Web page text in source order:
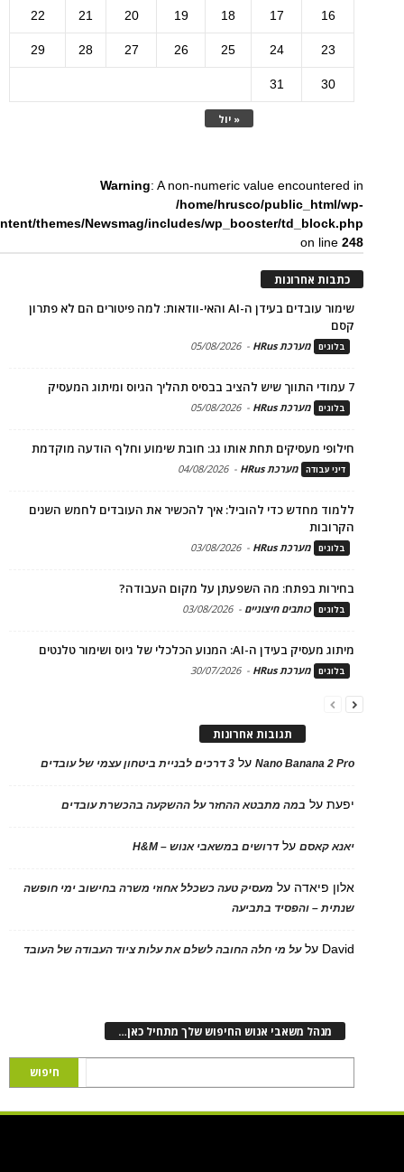
« יול
16
17
18
19
20
21
22
23
24
25
26
27
28
29
30
31
Warning: A non-numeric value encountered in
/home/hrusco/public_html/wp-
themes/Newsmag/includes/wp_booster/td_block.php
on line248
כתבות אחרונות
שימור עובדים בעידן ה-AI והאי-וודאות: למה פיטורים הם לא פתרון
קסם
בלוגים מערכת HRus -
05/08/2026
7 עמודי התווך שיש להציב בבסיס תהליך הגיוס ומיתוג המעסיק
בלוגים מערכת HRus -
05/08/2026
חילופי מעסיקים תחת אותו גג: חובת שימוע וחלף הודעה מוקדמת
דיני עבודה מערכת HRus -
04/08/2026
ללמוד מחדש כדי להוביל: איך להכשיר את העובדים לחמש השנים
הקרובות
בלוגים מערכת HRus -
03/08/2026
בחירות בפתח: מה השפעתן על מקום העבודה?
בלוגים כותבים חיצוניים -
03/08/2026
מיתוג מעסיק בעידן ה-AI: המנוע הכלכלי של גיוס ושימור טלנטים
בלוגים מערכת HRus -
30/07/2026
תגובות אחרונות
Nano Banana 2 Proעל 3 דרכים לבניית ביטחון עצמי של עובדים
יפעתעל במה מתבטא ההחזר על ההשקעה בהכשרת עובדים
יאנא קאסםעלדרושים במשאבי אנוש – H&M
אלון פיאדה על מעסיק טעה כשכלל אחוזי משרה בחישוב ימי חופשה
שנתית – והפסיד בתביעה
David עלעל מי חלה החובה לשלם את עלות ציוד העבודה של העובד
מנהל משאבי אנוש החיפוש שלך מתחיל כאן…